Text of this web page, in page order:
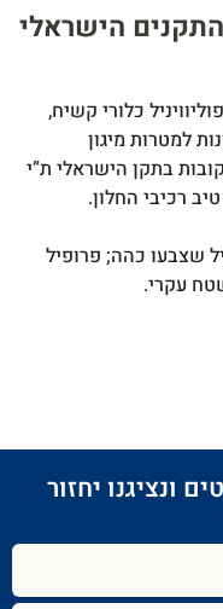
הישראלי
כלורי קשיח,
למטרות מיגון
בתקן הישראלי ת”י
שצבעו כהה; פרופיל
עקרי.
ונציגנו יחזור